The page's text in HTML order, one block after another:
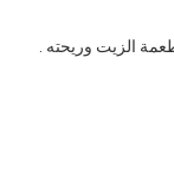
الزيت وريحته .